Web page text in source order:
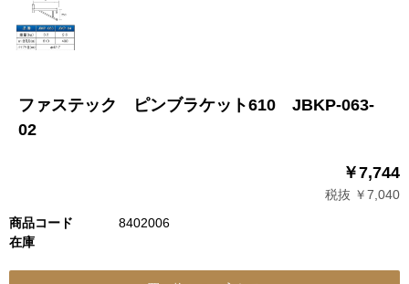
ファステック ピンブラケット610 JBKP-063-
02
￥7,744
税抜 ￥7,040
商品コード
8402006
在庫